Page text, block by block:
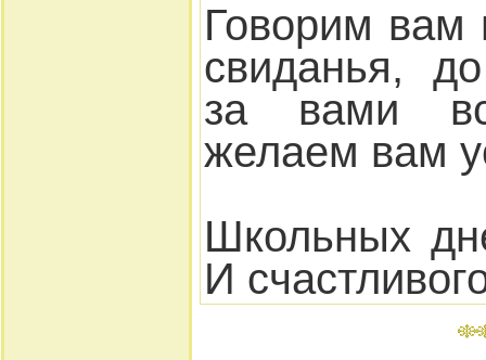
Говорим
свиданья,
за вами
желаем вам
Школьных
И